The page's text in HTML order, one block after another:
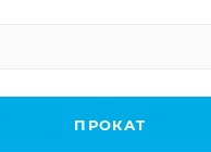
ПРОКАТ